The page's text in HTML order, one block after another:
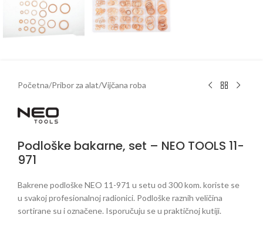
Početna/Pribor za alat/Vijčana roba
Podloške bakarne, set – NEO TOOLS 11-
971
Bakrene podloške NEO 11-971 u setu od 300 kom. koriste se
u svakoj profesionalnoj radionici. Podloške raznih veličina
sortirane su i označene. Isporučuju se u praktičnoj kutiji.